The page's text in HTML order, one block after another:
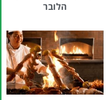
הלובר